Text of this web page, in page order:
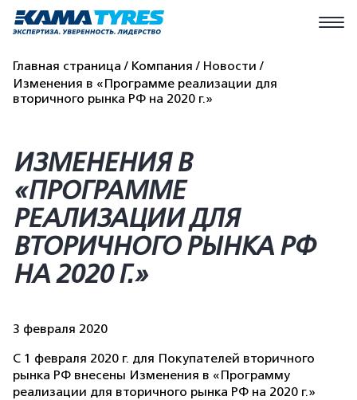
Главная страница Компания
Новости
Изменения в «Программе реализации для
вторичного рынка РФ на 2020 г.»
ИЗМЕНЕНИЯ В
«ПРОГРАММЕ
РЕАЛИЗАЦИИ ДЛЯ
ВТОРИЧНОГО РЫНКА РФ
НА 2020 Г.»
3 февраля 2020
С 1 февраля 2020 г. для Покупателей вторичного
рынка РФ внесены Изменения в «Программу
реализации для вторичного рынка РФ на 2020 г.»